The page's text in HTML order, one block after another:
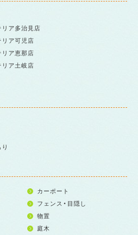
ア多治見店
ア可児店
ア恵那店
ア土岐店
カーポート
フェンス・目隠し
物置
庭木